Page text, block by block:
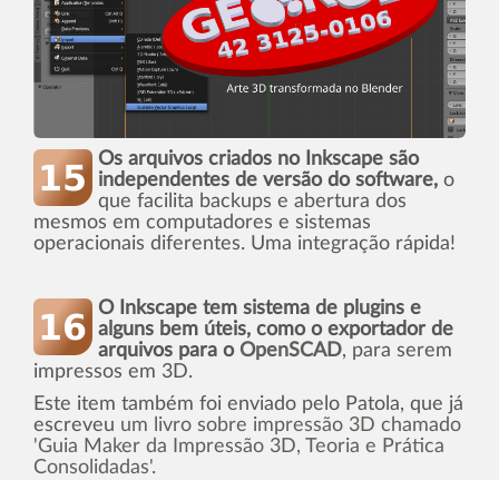
Os arquivos criados no Inkscape são
independentes de versão do software, o
que facilita backups e abertura dos
mesmos em computadores e sistemas
operacionais diferentes. Uma integração rápida!
O Inkscape tem sistema de plugins e
alguns bem úteis, como o exportador de
arquivos para o OpenSCAD, para serem
impressos em 3D.
Este item também foi enviado pelo Patola, que já
escreveu um livro sobre impressão 3D chamado
'Guia Maker da Impressão 3D, Teoria e Prática
Consolidadas'.